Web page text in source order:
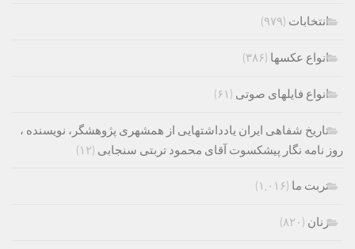
انتخابات (۹۷۹)
انواع عکسها (۳۸۶)
انواع فایلهای صوتی (۶۱)
تاریخ شفاهی ایران یادداشتهایی از همشهری پژوهشگر، نویسنده ،
روز نامه نگار پیشکسوت آقای محمود تربتی سنجابی (۱۲)
تربت ما (۱,۰۱۶)
زنان (۸۲۰)